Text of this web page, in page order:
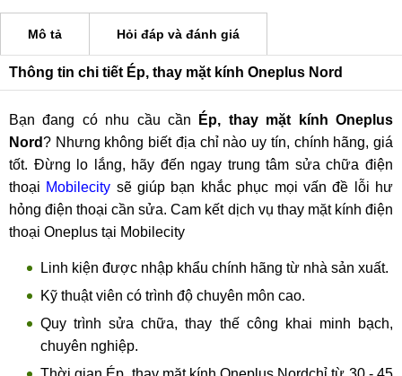
Mô tả Hỏi đáp và đánh giá
Thông tin chi tiết Ép, thay mặt kính Oneplus Nord
Bạn đang có nhu cầu cần
Ép, thay mặt kính Oneplus
Nord? Nhưng không biết địa chỉ nào uy tín, chính hãng, giá
tốt. Đừng lo lắng, hãy đến ngay trung tâm sửa chữa điện
thoại Mobilecity sẽ giúp bạn khắc phục mọi vấn đề lỗi hư
hỏng điện thoại cần sửa. Cam kết dịch vụ thay mặt kính điện
thoại Oneplus tại Mobilecity
Linh kiện được nhập khẩu chính hãng từ nhà sản xuất.
Kỹ thuật viên có trình độ chuyên môn cao.
Quy trình sửa chữa, thay thế công khai minh bạch,
chuyên nghiệp.